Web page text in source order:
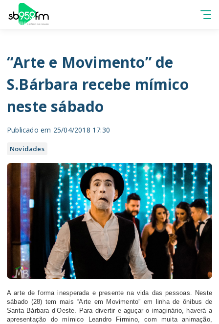
“Arte e Movimento” de
S.Bárbara recebe mímico
neste sábado
Publicado em 25/04/2018 17:30
Novidades
A arte de forma inesperada e presente na vida das pessoas. Neste
sábado (28) tem mais “Arte em Movimento” em linha de ônibus de
Santa Bárbara d’Oeste. Para divertir e aguçar o imaginário, haverá a
apresentação do mímico Leandro Firmino, com muita animação,